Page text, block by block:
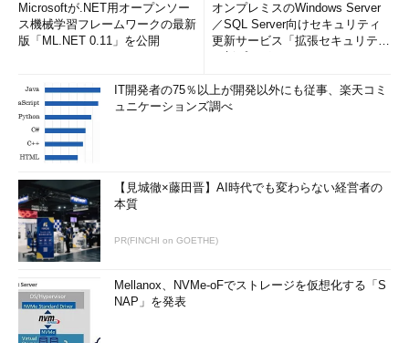
Microsoftが.NET用オープンソー
ス機械学習フレームワークの最新
版「ML.NET 0.11」を公開
オンプレミスのWindows Server
／SQL Server向けセキュリティ
更新サービス「拡張セキュリティ
IT開発者の75％以上が開発以外にも従事、楽天コミ
ュニケーションズ調べ
【見城徹×藤田晋】AI時代でも変わらない経営者の
本質
PR(FINCHI on GOETHE)
Mellanox、NVMe-oFでストレージを仮想化する「S
NAP」を発表